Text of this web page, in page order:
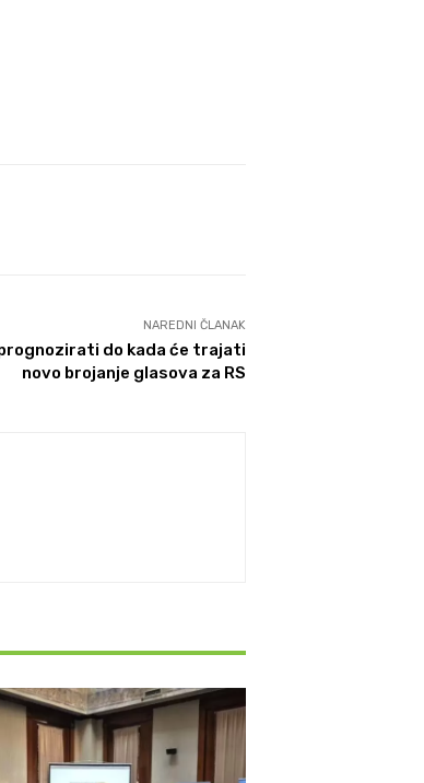
NAREDNI ČLANAK
prognozirati do kada će trajati
novo brojanje glasova za RS